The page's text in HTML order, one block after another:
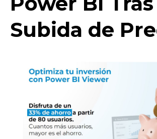
Subida de